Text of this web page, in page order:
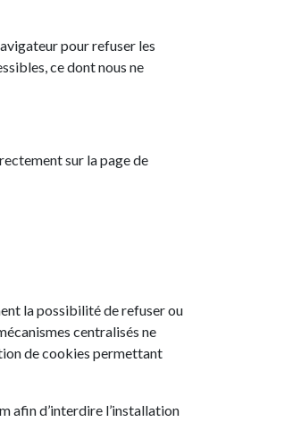
pour refuser les
ce dont nous ne
sur la page de
la possibilité de refuser ou
centralisés ne
de cookies permettant
afin d’interdire l’installation